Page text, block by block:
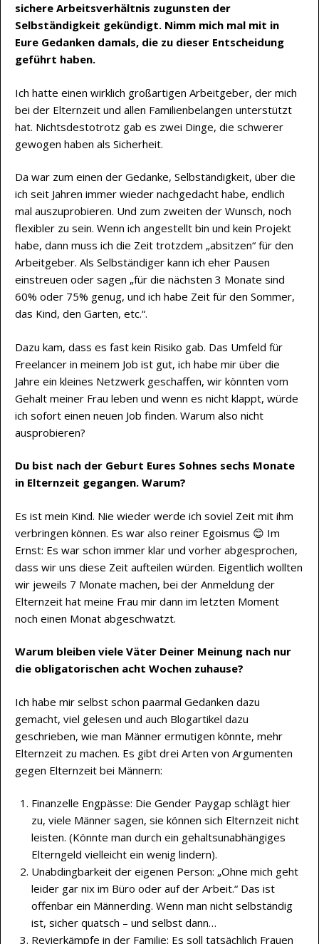
sichere Arbeitsverhältnis zugunsten der
Selbständigkeit gekündigt. Nimm mich mal mit in
Eure Gedanken damals, die zu dieser Entscheidung
geführt haben.
Ich hatte einen wirklich großartigen Arbeitgeber, der mich
bei der Elternzeit und allen Familienbelangen unterstützt
hat. Nichtsdestotrotz gab es zwei Dinge, die schwerer
gewogen haben als Sicherheit.
Da war zum einen der Gedanke, Selbständigkeit, über die
ich seit Jahren immer wieder nachgedacht habe, endlich
mal auszuprobieren. Und zum zweiten der Wunsch, noch
flexibler zu sein. Wenn ich angestellt bin und kein Projekt
habe, dann muss ich die Zeit trotzdem „absitzen“ für den
Arbeitgeber. Als Selbständiger kann ich eher Pausen
einstreuen oder sagen „für die nächsten 3 Monate sind
60% oder 75% genug, und ich habe Zeit für den Sommer,
das Kind, den Garten, etc.“.
Dazu kam, dass es fast kein Risiko gab. Das Umfeld für
Freelancer in meinem Job ist gut, ich habe mir über die
Jahre ein kleines Netzwerk geschaffen, wir könnten vom
Gehalt meiner Frau leben und wenn es nicht klappt, würde
ich sofort einen neuen Job finden. Warum also nicht
ausprobieren?
Du bist nach der Geburt Eures Sohnes sechs Monate
in Elternzeit gegangen. Warum?
Es ist mein Kind. Nie wieder werde ich soviel Zeit mit ihm
verbringen können. Es war also reiner Egoismus 😊 Im
Ernst: Es war schon immer klar und vorher abgesprochen,
dass wir uns diese Zeit aufteilen würden. Eigentlich wollten
wir jeweils 7 Monate machen, bei der Anmeldung der
Elternzeit hat meine Frau mir dann im letzten Moment
noch einen Monat abgeschwatzt.
Warum bleiben viele Väter Deiner Meinung nach nur
die obligatorischen acht Wochen zuhause?
Ich habe mir selbst schon paarmal Gedanken dazu
gemacht, viel gelesen und auch Blogartikel dazu
geschrieben, wie man Männer ermutigen könnte, mehr
Elternzeit zu machen. Es gibt drei Arten von Argumenten
gegen Elternzeit bei Männern:
Finanzelle Engpässe: Die Gender Paygap schlägt hier
zu, viele Männer sagen, sie können sich Elternzeit nicht
leisten. (Könnte man durch ein gehaltsunabhängiges
Elterngeld vielleicht ein wenig lindern).
Unabdingbarkeit der eigenen Person: „Ohne mich geht
leider gar nix im Büro oder auf der Arbeit.“ Das ist
offenbar ein Männerding. Wenn man nicht selbständig
ist, sicher quatsch – und selbst dann…
Revierkämpfe in der Familie: Es soll tatsächlich Frauen